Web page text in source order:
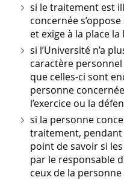
si le traitement est
concernée
et exige à la place
si l’Université n’a
caractère
que celles-ci sont
personne
l’exercice ou la
si la personne
traitement,
point de savoir si
par le responsable
ceux de la